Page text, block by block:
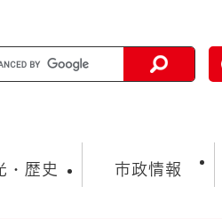
・歴史 市政情報